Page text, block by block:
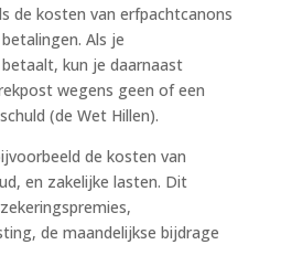
de kosten van erfpachtcanons
Als je
kun je daarnaast
wegens geen of een
(de Wet Hillen).
de kosten van
en zakelijke lasten. Dit
de maandelijkse bijdrage